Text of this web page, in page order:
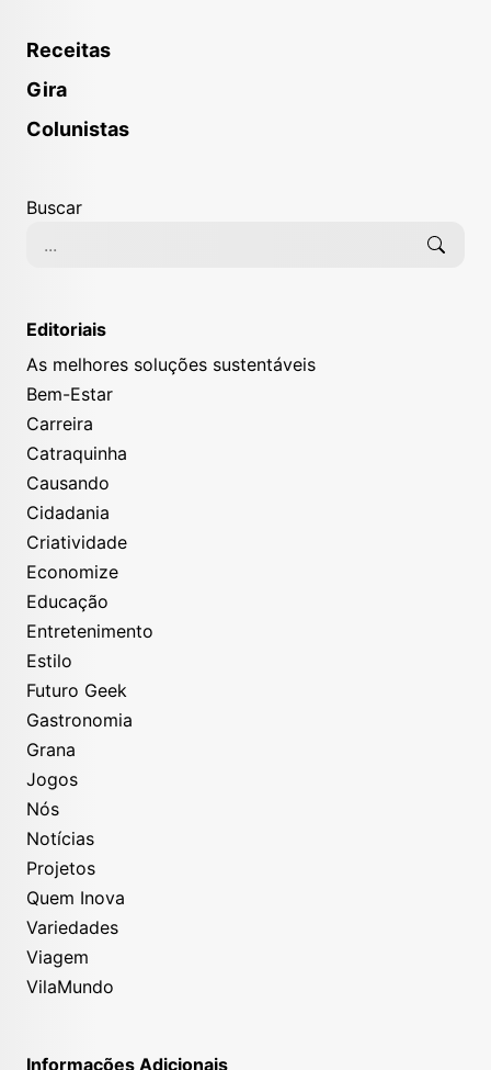
Receitas
Gira
Colunistas
Buscar
Editoriais
As melhores soluções sustentáveis
Bem-Estar
Carreira
Catraquinha
Causando
Cidadania
Criatividade
Economize
Educação
Entretenimento
Estilo
Futuro Geek
Gastronomia
Grana
Jogos
Nós
Notícias
Projetos
Quem Inova
Variedades
Viagem
VilaMundo
Informações Adicionais